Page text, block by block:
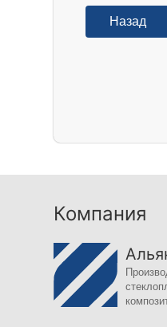
Назад
Компания